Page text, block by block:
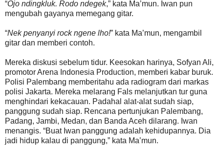
“Ojo ndingkluk. Rodo ndegek,” kata Ma’mun. Iwan pun
mengubah gayanya memegang gitar.
“Nek penyanyi rock ngene lho!” kata Ma’mun, mengambil
gitar dan memberi contoh.
Mereka diskusi sebelum tidur. Keesokan harinya, Sofyan Ali,
promotor Arena Indonesia Production, memberi kabar buruk.
Polisi Palembang memberitahu ada radiogram dari markas
polisi Jakarta. Mereka melarang Fals melanjutkan tur guna
menghindari kekacauan. Padahal alat-alat sudah siap,
panggung sudah siap. Rencana pertunjukan Palembang,
Padang, Jambi, Medan, dan Banda Aceh dilarang. Iwan
menangis. “Buat Iwan panggung adalah kehidupannya. Dia
jadi hidup kalau di panggung,” kata Ma’mun.